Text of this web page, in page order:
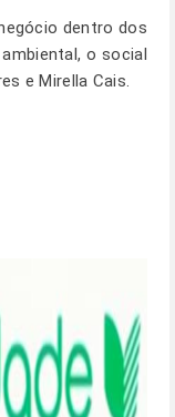
dentro dos
o social
e Mirella Cais.